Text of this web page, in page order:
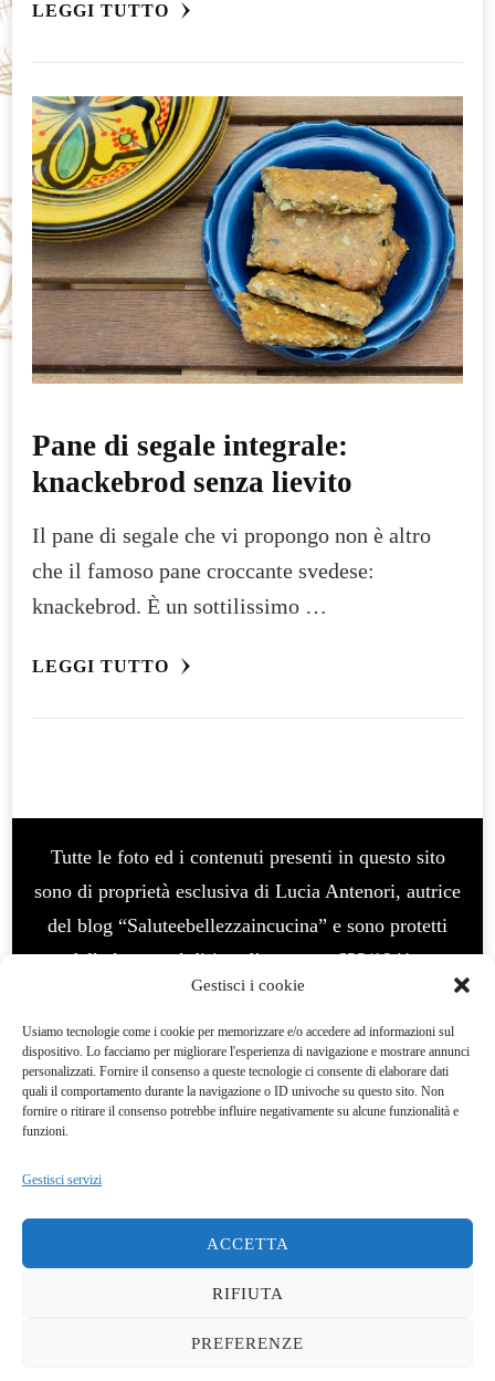
Gestisci i cookie
Usiamo tecnologie come i cookie per memorizzare e/o accedere ad informazioni sul
dispositivo. Lo facciamo per migliorare l'esperienza di navigazione e mostrare annunci
personalizzati. Fornire il consenso a queste tecnologie ci consente di elaborare dati
quali il comportamento durante la navigazione o ID univoche su questo sito. Non
fornire o ritirare il consenso potrebbe influire negativamente su alcune funzionalità e
funzioni.
Gestisci servizi
ACCETTA
RIFIUTA
PREFERENZE
LEGGI TUTTO
Pane di segale integrale:
knackebrod senza lievito
Il pane di segale che vi propongo non è altro
che il famoso pane croccante svedese:
knackebrod. È un sottilissimo …
LEGGI TUTTO
Tutte le foto ed i contenuti presenti in questo sito
sono di proprietà esclusiva di Lucia Antenori, autrice
del blog “Saluteebellezzaincucina” e sono protetti
dalla legge sul diritto d’autore n. 633/1941 e
successive modifiche. E’ vietato l’uso per fini
commerciali, vietata la modifica e manipolazione. La
violazione del diritto d’autore è un reato e
perseguibile legalmenteQuesto blog non rappresenta
una testata giornalistica. In quanto viene aggiornato
legge del 7/03/2001 Questo blog ha carattere
personale, non è mio intento infrangere alcun diritto
Yummy Recipe | Sviluppato da
. Powered byWordPress